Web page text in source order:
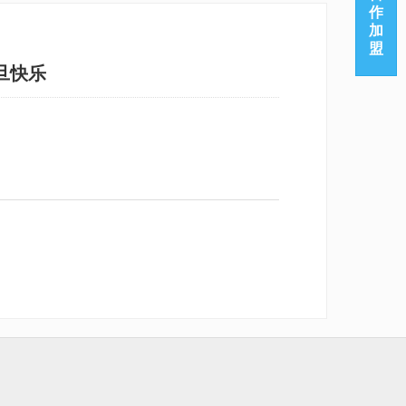
快乐
作
加
盟